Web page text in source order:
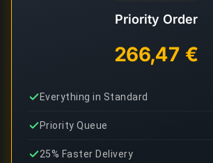
Priority Order
266,47 €
Everything in Standard
Priority Queue
25% Faster Delivery